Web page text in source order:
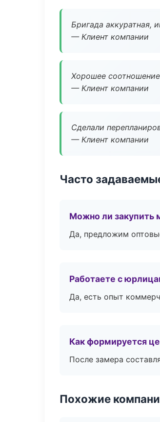
Бригада аккуратная,
— Клиент компании
Хорошее
— Клиент компании
Сделали
— Клиент компании
Часто
Можно ли закупить
Да, предложим
Работаете с
Да, есть опыт
Как формируется
После замера
Похожие